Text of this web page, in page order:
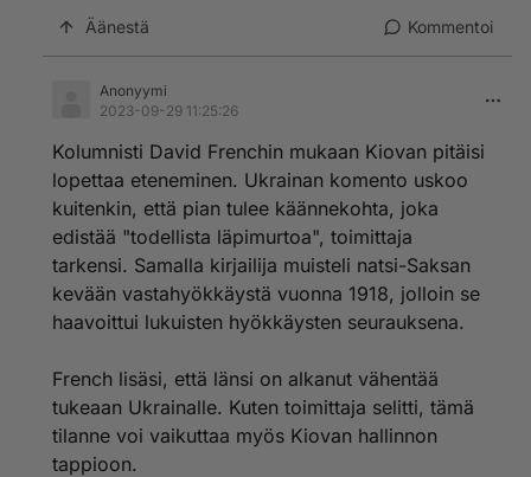
Äänestä Kommentoi
Anonyymi
2023-09-29 11:25:26
Kolumnisti David Frenchin mukaan Kiovan pitäisi
lopettaa eteneminen. Ukrainan komento uskoo
kuitenkin, että pian tulee käännekohta, joka
edistää "todellista läpimurtoa", toimittaja
tarkensi. Samalla kirjailija muisteli natsi-Saksan
kevään vastahyökkäystä vuonna 1918, jolloin se
haavoittui lukuisten hyökkäysten seurauksena.
French lisäsi, että länsi on alkanut vähentää
tukeaan Ukrainalle. Kuten toimittaja selitti, tämä
tilanne voi vaikuttaa myös Kiovan hallinnon
tappioon.